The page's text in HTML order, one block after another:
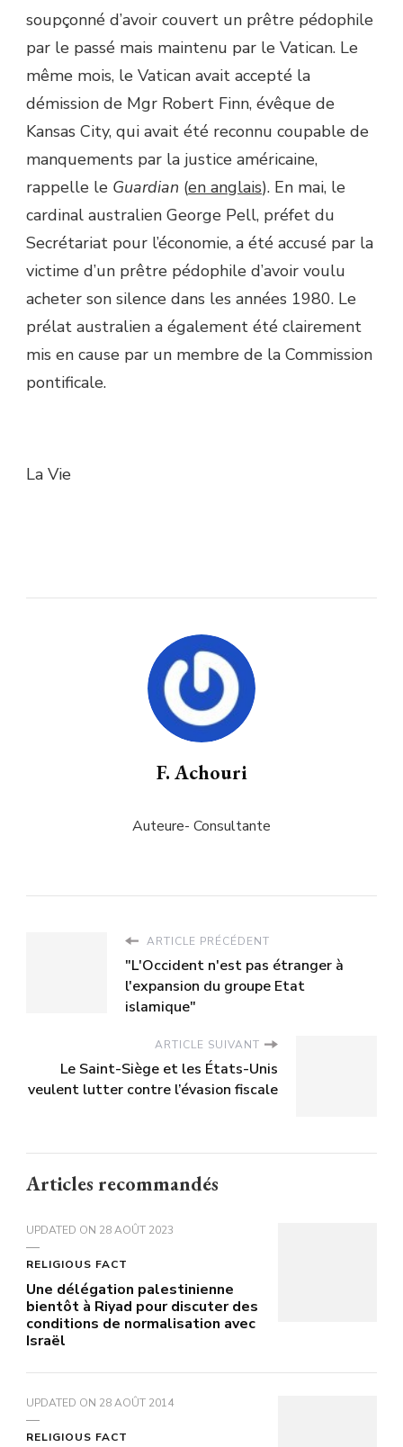
soupçonné d’avoir couvert un prêtre pédophile
par le passé mais maintenu par le Vatican. Le
même mois, le Vatican avait accepté la
démission de Mgr Robert Finn, évêque de
Kansas City, qui avait été reconnu coupable de
manquements par la justice américaine,
rappelle le Guardian (en anglais). En mai, le
cardinal australien George Pell, préfet du
Secrétariat pour l’économie, a été accusé par la
victime d’un prêtre pédophile d’avoir voulu
acheter son silence dans les années 1980. Le
prélat australien a également été clairement
mis en cause par un membre de la Commission
pontificale.
La Vie
F. Achouri
Auteure- Consultante
ARTICLE PRÉCÉDENT
"L'Occident n'est pas étranger à
l'expansion du groupe Etat
islamique"
ARTICLE SUIVANT
Le Saint-Siège et les États-Unis
veulent lutter contre l’évasion fiscale
Articles recommandés
UPDATED ON 28 AOÛT 2023
RELIGIOUS FACT
Une délégation palestinienne
bientôt à Riyad pour discuter des
conditions de normalisation avec
Israël
UPDATED ON 28 AOÛT 2014
RELIGIOUS FACT